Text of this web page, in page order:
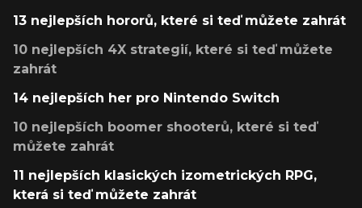
13 nejlepších hororů, které si teď můžete zahrát
10 nejlepších 4X strategií, které si teď můžete
zahrát
14 nejlepších her pro Nintendo Switch
10 nejlepších boomer shooterů, které si teď
můžete zahrát
11 nejlepších klasických izometrických RPG,
která si teď můžete zahrát